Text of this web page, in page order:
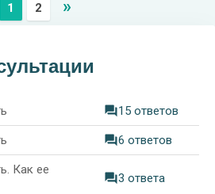
1 2 »
15 ответов
6 ответов
Как ее
3 ответа